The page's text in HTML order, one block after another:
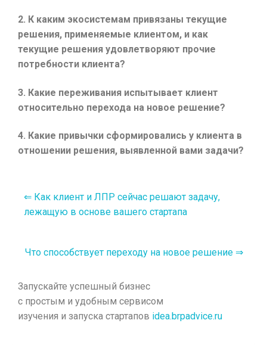
2. К каким экосистемам привязаны текущие
решения, применяемые клиентом, и как
текущие решения удовлетворяют прочие
потребности клиента?
3. Какие переживания испытывает клиент
относительно перехода на новое решение?
4. Какие привычки сформировались у клиента в
отношении решения, выявленной вами задачи?
⇐ Как клиент и ЛПР сейчас решают задачу,
лежащую в основе вашего стартапа
Что способствует переходу на новое решение ⇒
Запускайте успешный бизнес
с простым и удобным сервисом
изучения и запуска стартапов idea.brpadvice.ru